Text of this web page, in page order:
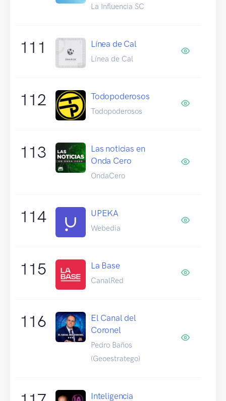
La Influencia SC
111 Línea de Cal
Línea de Cal
112 Todopoderosos
Todopoderosos
113
Las noticias en
Onda Cero
OndaCero
114 UPEKA
Webedia
115 La Base
CanalRed
116
El Canal del
Coronel
Pedro Baños
(Geoestratego)
Inteligencia